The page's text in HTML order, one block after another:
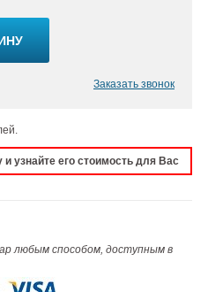
Заказать звонок
и узнайте его стоимость для Вас
любым способом, доступным в